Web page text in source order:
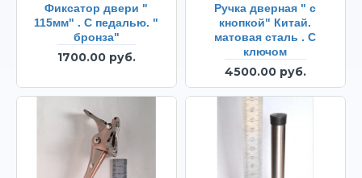
Фиксатор двери "
115мм" . С педалью. "
бронза"
1700.00 руб.
Ручка дверная " с
кнопкой" Китай.
матовая сталь . С
ключом
4500.00 руб.